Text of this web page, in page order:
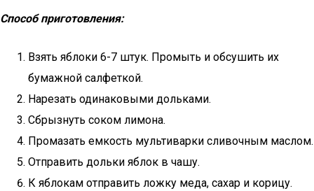
Способ приготовления:
Взять яблоки 6-7 штук. Промыть и обсушить их
бумажной салфеткой.
Нарезать одинаковыми дольками.
Сбрызнуть соком лимона.
Промазать емкость мультиварки сливочным маслом.
Отправить дольки яблок в чашу.
К яблокам отправить ложку меда, сахар и корицу.